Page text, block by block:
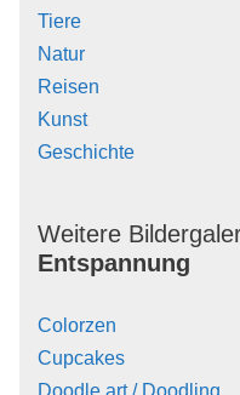
Tiere
Natur
Reisen
Kunst
Geschichte
Weitere
Entspannung
Colorzen
Cupcakes
Doodle art / Doodling